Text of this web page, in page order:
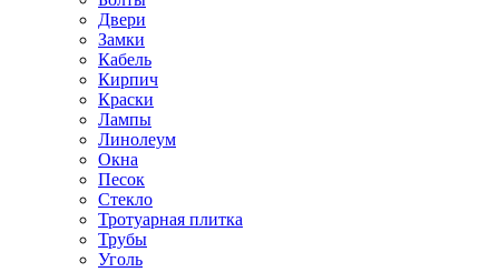
Двери
Замки
Кабель
Кирпич
Краски
Лампы
Линолеум
Окна
Песок
Стекло
Тротуарная плитка
Трубы
Уголь